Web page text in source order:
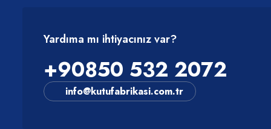
Yardıma mı ihtiyacınız var?
+90850 532 2072
info@kutufabrikasi.com.tr